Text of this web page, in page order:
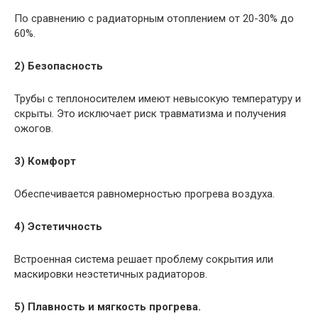
По сравнению с радиаторным отоплением от 20-30% до
60%.
2) Безопасность
Трубы с теплоносителем имеют невысокую температуру и
скрыты. Это исключает риск травматизма и получения
ожогов.
3) Комфорт
Обеспечивается равномерностью прогрева воздуха.
4) Эстетичность
Встроенная система решает проблему сокрытия или
маскировки неэстетичных радиаторов.
5) Плавность и мягкость прогрева.